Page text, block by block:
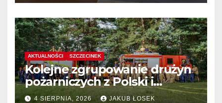
AKTUALNOŚCI SZCZECINEK
Kolejne zgrupowanie drużyn
pożarniczych z Polski i
Niemiec w regionie
4 SIERPNIA, 2026 JAKUB ŁOSEK